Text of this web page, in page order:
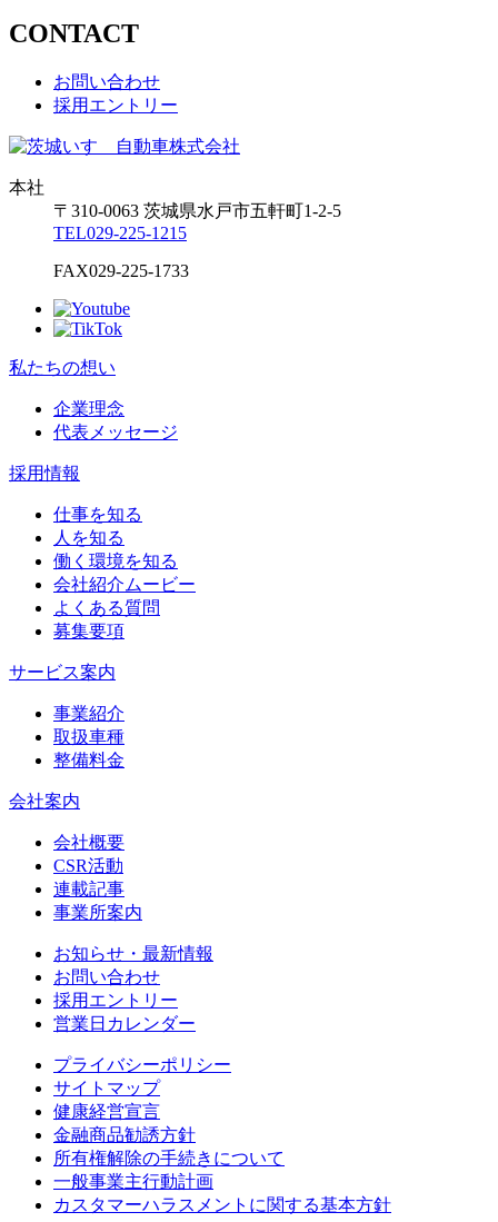
CONTACT
お問い合わせ
採用エントリー
本社
〒310-0063 茨城県水戸市五軒町1-2-5
TEL029-225-1215
FAX029-225-1733
私たちの想い
企業理念
代表メッセージ
採用情報
仕事を知る
人を知る
働く環境を知る
会社紹介ムービー
よくある質問
募集要項
サービス案内
事業紹介
取扱車種
整備料金
会社案内
会社概要
CSR活動
連載記事
事業所案内
お知らせ・最新情報
お問い合わせ
採用エントリー
営業日カレンダー
プライバシーポリシー
サイトマップ
健康経営宣言
金融商品勧誘方針
所有権解除の手続きについて
一般事業主行動計画
カスタマーハラスメントに関する基本方針